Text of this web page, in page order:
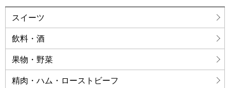
スイーツ
飲料・酒
果物・野菜
精肉・ハム・ローストビーフ